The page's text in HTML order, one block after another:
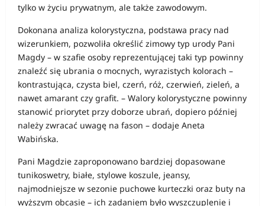
tylko w życiu prywatnym, ale także zawodowym.
Dokonana analiza kolorystyczna, podstawa pracy nad
wizerunkiem, pozwoliła określić zimowy typ urody Pani
Magdy – w szafie osoby reprezentującej taki typ powinny
znaleźć się ubrania o mocnych, wyrazistych kolorach –
kontrastująca, czysta biel, czerń, róż, czerwień, zieleń, a
nawet amarant czy grafit. – Walory kolorystyczne powinny
stanowić priorytet przy doborze ubrań, dopiero później
należy zwracać uwagę na fason – dodaje Aneta
Wabińska.
Pani Magdzie zaproponowano bardziej dopasowane
tunikoswetry, białe, stylowe koszule, jeansy,
najmodniejsze w sezonie puchowe kurteczki oraz buty na
wyższym obcasie – ich zadaniem było wyszczuplenie i